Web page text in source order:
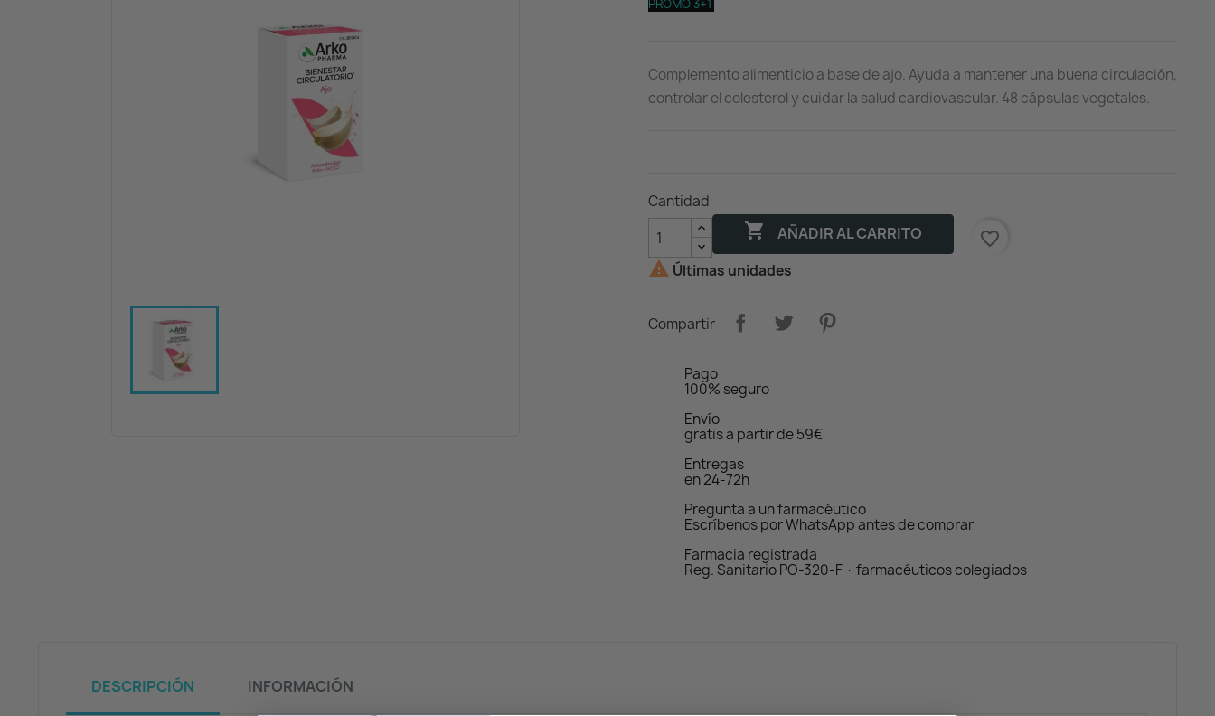
PROMO 3+1
Complemento alimenticio a base de ajo. Ayuda a mantener una buena circulación,
controlar el colesterol y cuidar la salud cardiovascular. 48 cápsulas vegetales.
Cantidad
 AÑADIR AL CARRITO
favorite_border
 Últimas unidades
Compartir
Pago
100% seguro
Envío
gratis a partir de 59€
Entregas
en 24-72h
Pregunta a un farmacéutico
Escríbenos por WhatsApp antes de comprar
Farmacia registrada
Reg. Sanitario PO-320-F · farmacéuticos colegiados
DESCRIPCIÓN INFORMACIÓN